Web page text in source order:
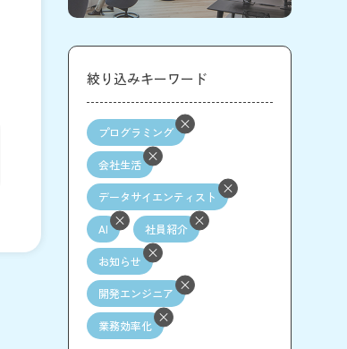
絞り込みキーワード
プログラミング
会社生活
データサイエンティスト
AI 社員紹介
お知らせ
開発エンジニア
業務効率化